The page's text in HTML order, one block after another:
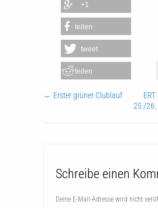
+1
teilen
tweet
teilen
← Erster grüner Clublauf
25./26.
Schreibe einen
Deine E-Mail-Adresse wird nicht